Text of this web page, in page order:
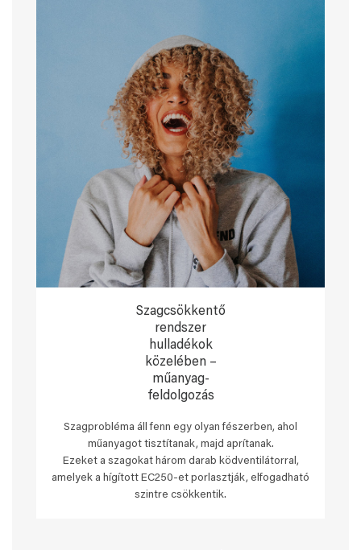
Szagcsökkentő
rendszer
hulladékok
közelében –
műanyag-
feldolgozás
Szagprobléma áll fenn egy olyan fészerben, ahol
műanyagot tisztítanak, majd aprítanak.
Ezeket a szagokat három darab ködventilátorral,
amelyek a hígított EC250-et porlasztják, elfogadható
szintre csökkentik.